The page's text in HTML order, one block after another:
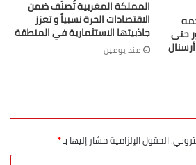
المنجزة، إلى غاية هذه المرحلة من
قام بتوزيع الأدوار على عناصرها
لضربها، وتكليف مجموعة أخرى
والمراقبة؛ فيما أنيطت بفريق آخر مهمة
لاستعمالها في تنفيذ مشاريعهم
حتى
المملكة المغربية تُصنّف ضمن
الاقتصادات الحرة نسبياً و تعزز
جاذبيتها الاستثمارية في المنطقة
منذ يومين
الحقول الإلزامية مشار إليها بـ*